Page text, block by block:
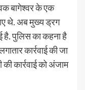
बागेश्वर के एक
थे. अब मुख्य ड्रग
है. पुलिस का कहना है
कार्रवाई की जा
कार्रवाई को अंजाम